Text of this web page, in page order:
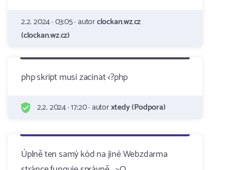
2.2. 2024 · 03:05 · autorclockan.wz.cz
(clockan.wz.cz)
php skript musi zacinat <?php
2.2. 2024 · 17:20 · autorxtedy (Podpora)
Úplně ten samý kód na jiné Webzdarma